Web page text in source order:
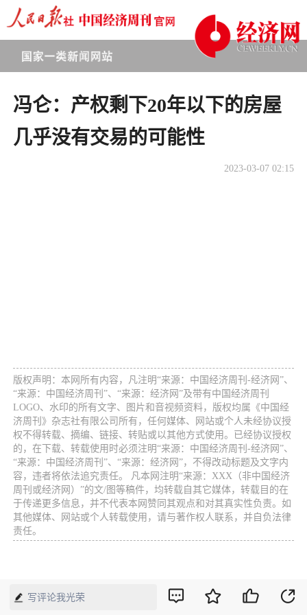
冯仑：产权剩下20年以下的房屋
几乎没有交易的可能性
2023-03-07 02:15
版权声明：本网所有内容，凡注明“来源：中国经济周刊-经济网”、
“来源：中国经济周刊”、“来源：经济网”及带有中国经济周刊
LOGO、水印的所有文字、图片和音视频资料，版权均属《中国经
济周刊》杂志社有限公司所有，任何媒体、网站或个人未经协议授
权不得转载、摘编、链接、转贴或以其他方式使用。已经协议授权
的，在下载、转载使用时必须注明“来源：中国经济周刊-经济网”、
“来源：中国经济周刊”、“来源：经济网”，不得改动标题及文字内
容，违者将依法追究责任。 凡本网注明“来源：XXX（非中国经济
周刊或经济网）”的文/图等稿件，均转载自其它媒体，转载目的在
于传递更多信息，并不代表本网赞同其观点和对其真实性负责。如
其他媒体、网站或个人转载使用，请与著作权人联系，并自负法律
责任。
写评论我光荣